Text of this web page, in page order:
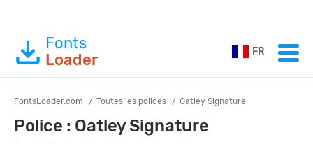
Fonts
Loader
FR
FontsLoader.com Toutes les polices Oatley Signature
Police : Oatley Signature